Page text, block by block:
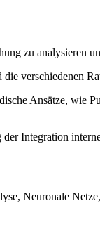
zu analysieren
verschiedenen
Ansätze, wie
Integration
Neuronale